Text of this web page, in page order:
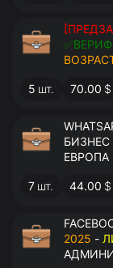
5 шт. 70.00 $
ЕВРОПА
7 шт. 44.00 $
2025 -